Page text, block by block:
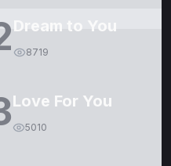
Dream to You
8719
Love For You
5010